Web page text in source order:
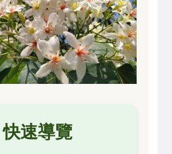
快速導覽